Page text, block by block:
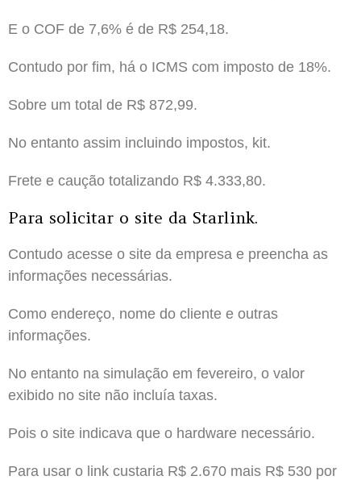
E o COF de 7,6% é de R$ 254,18.
Contudo por fim, há o ICMS com imposto de 18%.
Sobre um total de R$ 872,99.
No entanto assim incluindo impostos, kit.
Frete e caução totalizando R$ 4.333,80.
Para solicitar o site da Starlink.
Contudo acesse o site da empresa e preencha as
informações necessárias.
Como endereço, nome do cliente e outras
informações.
No entanto na simulação em fevereiro, o valor
exibido no site não incluía taxas.
Pois o site indicava que o hardware necessário.
Para usar o link custaria R$ 2.670 mais R$ 530 por